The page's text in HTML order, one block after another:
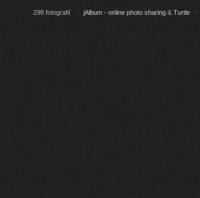
298 fotografií · jAlbum - online photo sharing& Turtle·